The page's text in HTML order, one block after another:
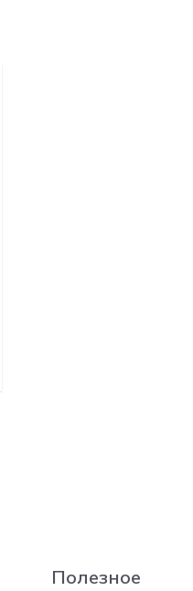
Полезное